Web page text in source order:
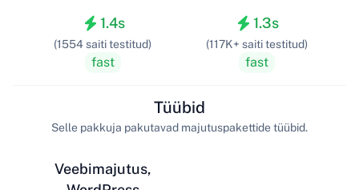
1.4s
(1554 saiti testitud)
fast
1.3s
(117K+ saiti testitud)
fast
Veebimajutus,
Tüübid
Selle pakkuja pakutavad majutuspakettide tüübid.